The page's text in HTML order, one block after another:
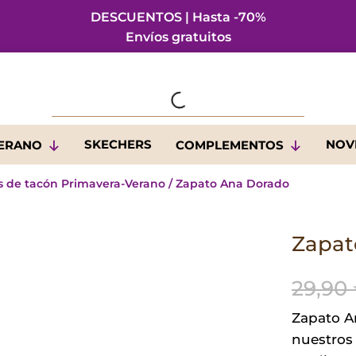
DESCUENTOS | Hasta -70%
Envíos gratuitos
SKECHERS COMPLEMENTOS
de tacón Primavera-Verano / Zapato Ana Dorado
29,90
Zapato